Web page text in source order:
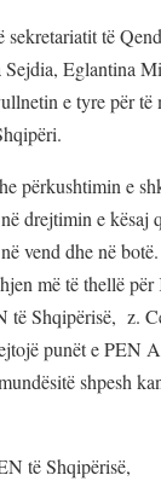
të
Eglantina
e tyre për të
përkushtimin e
drejtimin e kësaj
vend dhe në botë.
më të thellë
të Shqipërisë, z.
punët e PEN
shpesh
të Shqipërisë,